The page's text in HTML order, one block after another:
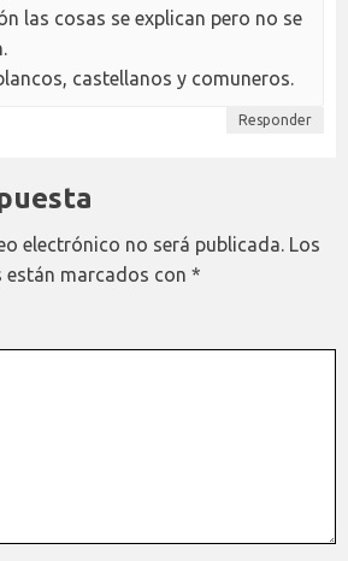
las cosas se explican pero no se
castellanos y comuneros.
Responder
electrónico no será publicada. Los
marcados con *